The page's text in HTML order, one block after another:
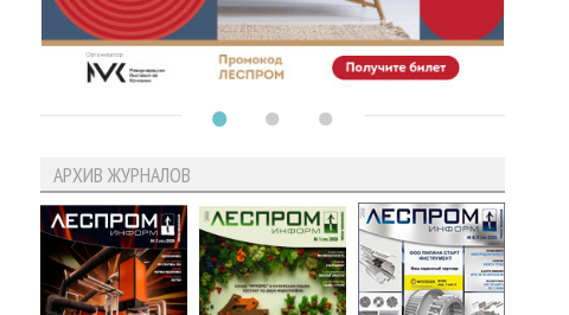
АРХИВ ЖУРНАЛОВ